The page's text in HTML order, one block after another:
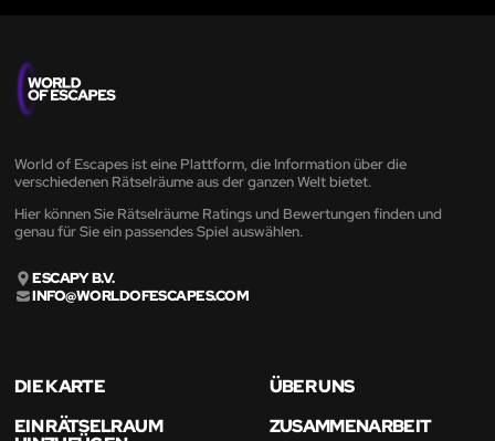
World of Escapes ist eine Plattform, die Information über die
verschiedenen Rätselräume aus der ganzen Welt bietet.
Hier können Sie Rätselräume Ratings und Bewertungen finden und
genau für Sie ein passendes Spiel auswählen.
ESCAPY B.V.
INFO@WORLDOFESCAPES.COM
DIE KARTE
ÜBER UNS
EIN RÄTSELRAUM
ZUSAMMENARBEIT